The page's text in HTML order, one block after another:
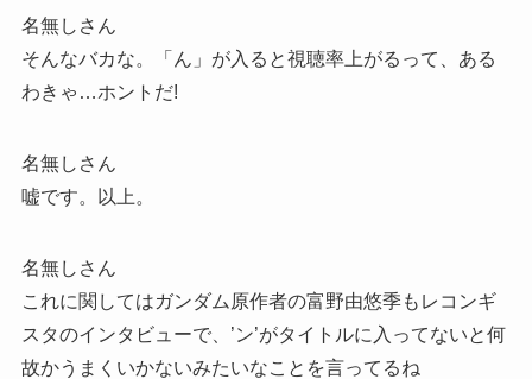
名無しさん
そんなバカな。「ん」が入ると視聴率上がるって、ある
わきゃ…ホントだ!
名無しさん
嘘です。以上。
名無しさん
これに関してはガンダム原作者の富野由悠季もレコンギ
スタのインタビューで、’ン’がタイトルに入ってないと何
故かうまくいかないみたいなことを言ってるね